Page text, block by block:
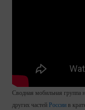
Сводная мобильная группа
других частей России в